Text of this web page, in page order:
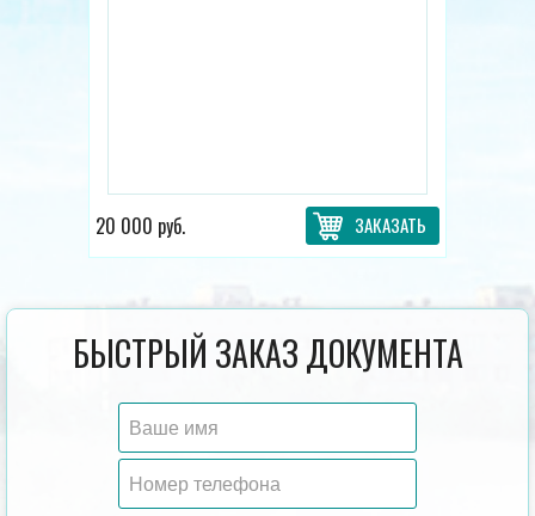
20 000 руб. ЗАКАЗАТЬ
БЫСТРЫЙ ЗАКАЗ ДОКУМЕНТА